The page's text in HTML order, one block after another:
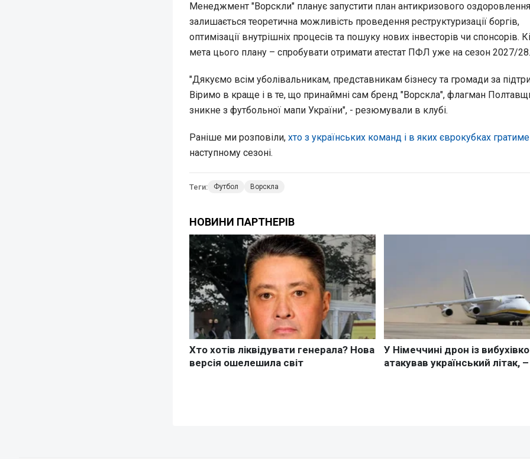
Менеджмент "Ворскли" планує запустити план антикризового
залишається теоретична можливість проведення реструктуризації боргів,
оптимізації внутрішніх процесів та пошуку нових інвесторів чи спонсорів.
мета цього плану – спробувати отримати атестат ПФЛ уже на сезон 2027/28.
"Дякуємо всім уболівальникам, представникам бізнесу та громади за
Віримо в краще і в те, що принаймні сам бренд "Ворскла", флагман
зникне з футбольної мапи України", - резюмували в клубі.
Раніше ми розповіли, хто з українських команд і в яких єврокубках гратиме
наступному сезоні.
Теги: Футбол Ворскла